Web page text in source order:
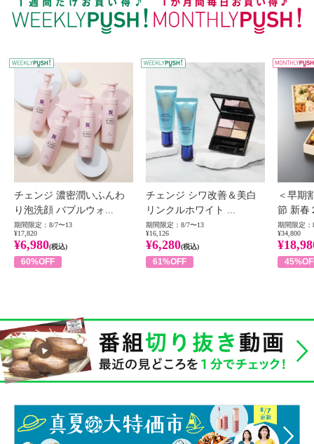
WEEKLY PUSH
チェンジ 濃密潤いふんわ
り泡洗顔 バブルウォ...
期間限定：8/7〜13
¥17,820
¥6,980(税込)
60%OFF
チェンジ シワ改善＆美白
リンクルホワイト ...
期間限定：8/7〜13
¥16,126
¥6,280(税込)
61%OFF
＜早期
節 新春
期間限定：
¥34,800